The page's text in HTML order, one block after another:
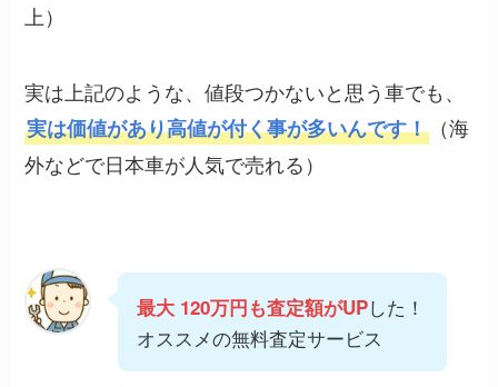
上）
実は上記のような、値段つかないと思う車でも、
実は価値があり高値が付く事が多いんです！ （海
外などで日本車が人気で売れる）
最大 120万円も査定額がUPした！
オススメの無料査定サービス